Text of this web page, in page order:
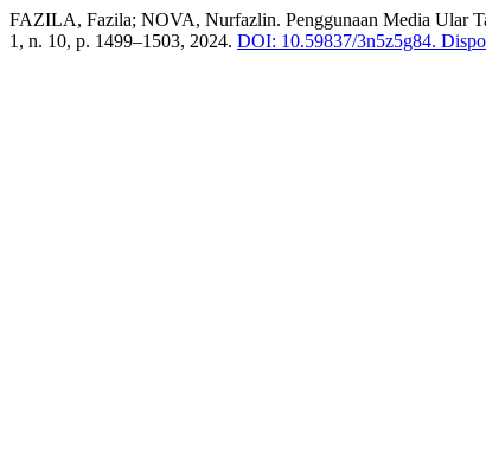
FAZILA, Fazila; NOVA, Nurfazlin. Penggunaan Media Ular
1, n. 10, p. 1499–1503, 2024. DOI: 10.59837/3n5z5g84.